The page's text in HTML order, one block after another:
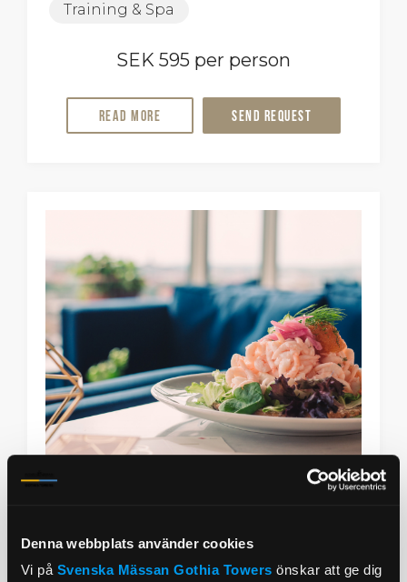
Denna webbplats använder cookies
Vi på Svenska Mässan Gothia Towersönskar att ge dig
Training & Spa
SEK 595 per person
Read more Send request
Heavenly Spa